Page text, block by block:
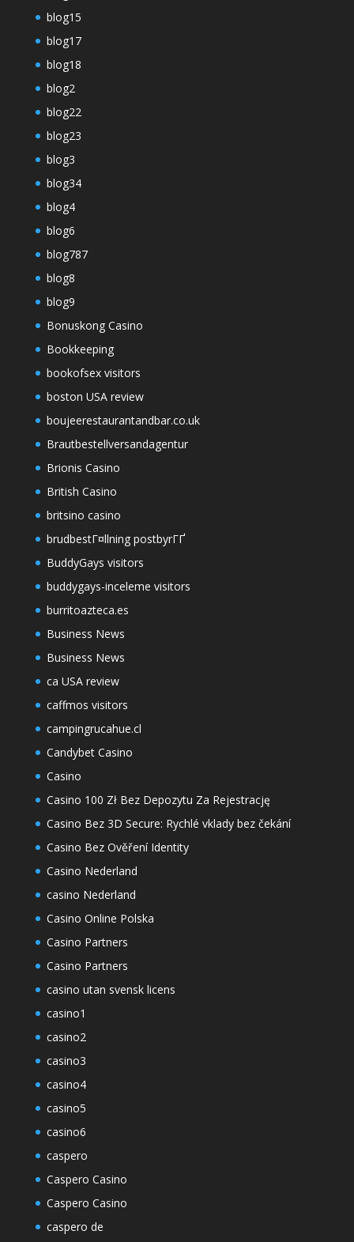
blog15
blog17
blog18
blog2
blog22
blog23
blog3
blog34
blog4
blog6
blog787
blog8
blog9
Bonuskong Casino
Bookkeeping
bookofsex visitors
boston USA review
boujeerestaurantandbar.co.uk
Brautbestellversandagentur
Brionis Casino
British Casino
britsino casino
brudbestГ¤llning postbyrГҐ
BuddyGays visitors
buddygays-inceleme visitors
burritoazteca.es
Business News
Business News
ca USA review
caffmos visitors
campingrucahue.cl
Candybet Casino
Casino
Casino 100 Zł Bez Depozytu Za Rejestrację
Casino Bez 3D Secure: Rychlé vklady bez čekání
Casino Bez Ověření Identity
Casino Nederland
casino Nederland
Casino Online Polska
Casino Partners
Casino Partners
casino utan svensk licens
casino1
casino2
casino3
casino4
casino5
casino6
caspero
Caspero Casino
Caspero Casino
caspero de